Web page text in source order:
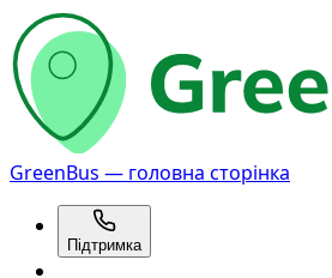
GreenBus — головна сторінка
Підтримка